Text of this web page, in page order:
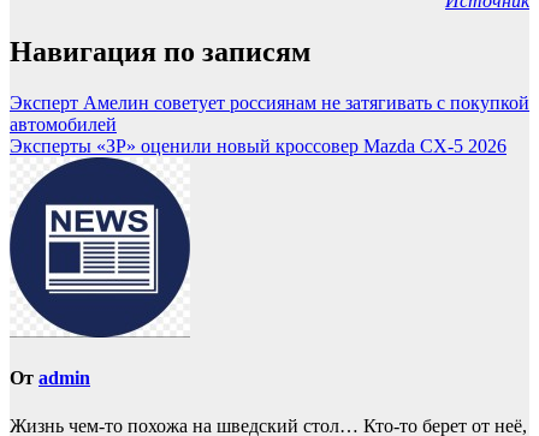
Навигация по записям
Эксперт Амелин советует россиянам не затягивать с покупкой
автомобилей
Эксперты «ЗР» оценили новый кроссовер Mazda CX-5 2026
От admin
Жизнь чем-то похожа нa шведский стол… Кто-то берет oт неё,